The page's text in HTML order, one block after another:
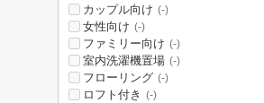
カップル向け (-)
女性向け (-)
ファミリー向け (-)
室内洗濯機置場 (-)
フローリング (-)
ロフト付き (-)